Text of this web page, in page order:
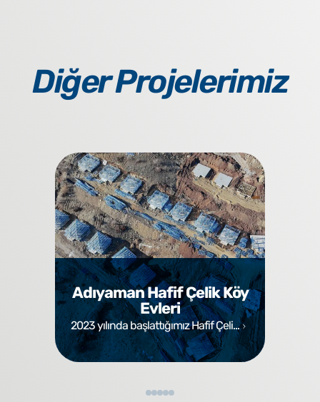
Diğer Projelerimiz
Adıyaman Hafif Çelik Köy
Evleri
2023 yılında başlattığımız Hafif Çeli...